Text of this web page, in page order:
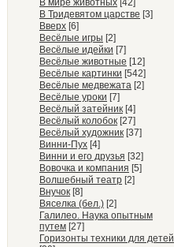
В мире животных [42]
В Тридевятом царстве [3]
Вверх [6]
Весёлые игры [2]
Весёлые идейки [7]
Весёлые животные [12]
Весёлые картинки [542]
Весёлые медвежата [2]
Весёлые уроки [7]
Весёлый затейник [4]
Весёлый колобок [27]
Весёлый художник [37]
Винни-Пух [4]
Винни и его друзья [32]
Вовочка и компания [5]
Волшебный театр [2]
Внучок [8]
Вяселка (бел.) [2]
Галилео. Наука опытным
путем [27]
Горизонты техники для детей